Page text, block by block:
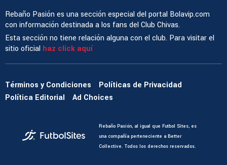
Rebaño Pasión es una sección especial del portal Bolavip.com
con información destinada a los fans del Club Chivas.
Esta sección no tiene relación alguna con el club. Para visitar el
sitio oficial haz click aquí
Términos y Condiciones
Políticas de Privacidad
Política Editorial
Ad Choices
Rebaño Pasión, al igual que Futbol Sites, es
una compañía perteneciente a Better
Collective. Todos los derechos reservados.